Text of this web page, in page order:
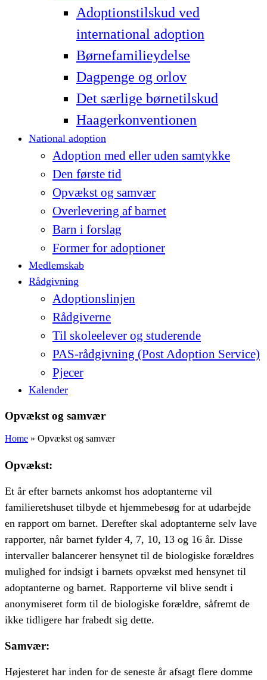
Adoptionstilskud ved
international adoption
Børnefamilieydelse
Dagpenge og orlov
Det særlige børnetilskud
Haagerkonventionen
National adoption
Adoption med eller uden samtykke
Den første tid
Opvækst og samvær
Overlevering af barnet
Barn i forslag
Former for adoptioner
Medlemskab
Rådgivning
Adoptionslinjen
Rådgiverne
Til skoleelever og studerende
PAS-rådgivning (Post Adoption Service)
Pjecer
Kalender
Opvækst og samvær
Home » Opvækst og samvær
Opvækst:
Et år efter barnets ankomst hos adoptanterne vil
familieretshuset tilbyde et hjemmebesøg for at udarbejde
en rapport om barnet. Derefter skal adoptanterne selv lave
rapporter, når barnet fylder 4, 7, 10, 13 og 16 år. Disse
intervaller balancerer hensynet til de biologiske forældres
mulighed for indsigt i barnets opvækst med hensynet til
adoptanterne og barnet. Rapporterne vil blive sendt i
anonymiseret form til de biologiske forældre, såfremt de
ikke tidligere har frabedt sig dette.
Samvær:
Højesteret har inden for de seneste år afsagt flere domme